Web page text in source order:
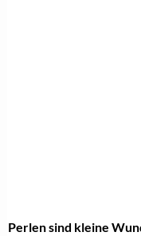
Perlen sind kleine